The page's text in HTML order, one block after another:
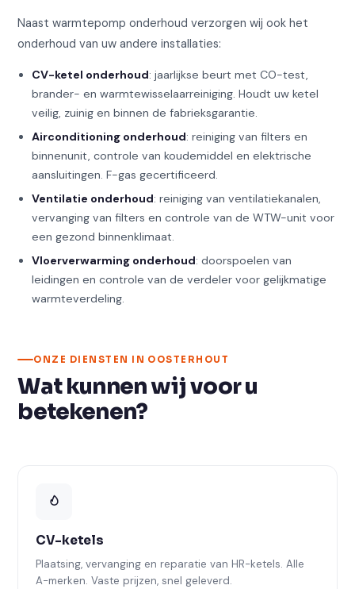
Naast warmtepomp onderhoud verzorgen wij ook het
onderhoud van uw andere installaties:
CV-ketel onderhoud: jaarlijkse beurt met CO-test,
brander- en warmtewisselaarreiniging. Houdt uw ketel
veilig, zuinig en binnen de fabrieksgarantie.
Airconditioning onderhoud: reiniging van filters en
binnenunit, controle van koudemiddel en elektrische
aansluitingen. F-gas gecertificeerd.
Ventilatie onderhoud: reiniging van ventilatiekanalen,
vervanging van filters en controle van de WTW-unit voor
een gezond binnenklimaat.
Vloerverwarming onderhoud: doorspoelen van
leidingen en controle van de verdeler voor gelijkmatige
warmteverdeling.
ONZE DIENSTEN IN OOSTERHOUT
Wat kunnen wij voor u
betekenen?
CV-ketels
Plaatsing, vervanging en reparatie van HR-ketels. Alle
A-merken. Vaste prijzen, snel geleverd.